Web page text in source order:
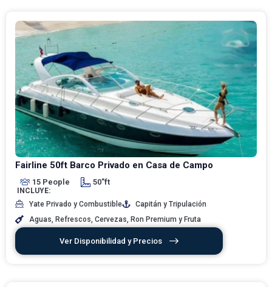
Fairline 50ft Barco Privado en Casa de Campo
15 People 50"ft
INCLUYE:
Yate Privado y Combustible
Capitán y Tripulación
Aguas, Refrescos, Cervezas, Ron Premium y Fruta
Ver Disponibilidad y Precios